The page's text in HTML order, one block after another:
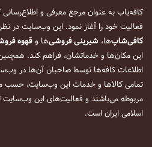
فعالیت خود را آغاز نمود. این وب‌سایت در نظر
کافی‌شاپ‌ها، شیرینی فروشی‌ها وقهوه
این مکان‌ها و خدماتشان، فراهم کند.
اطلاعات کافه‌ها توسط صاحبان آن‌ها در
تمامی کالاها و خدمات این وب‌سایت، حسب
مربوطه می‌باشند و فعالیت‌های این وب‌سایت
اسلامی ایران است.